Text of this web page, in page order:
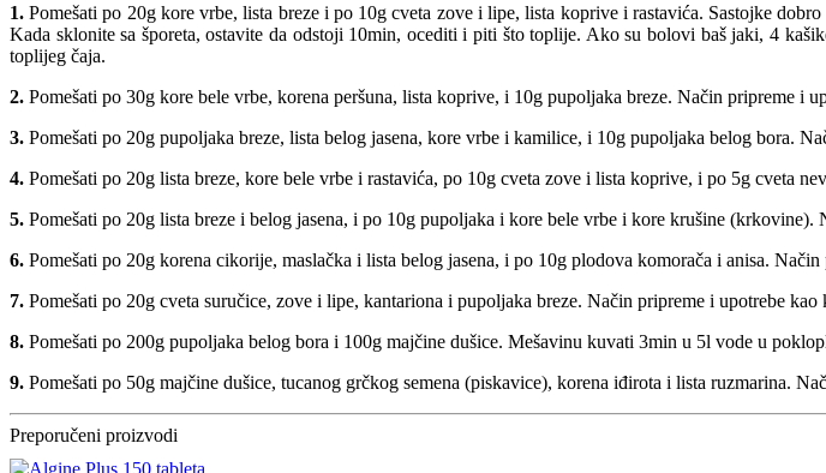
1. Pomešati po 20g kore vrbe, lista breze i po 10g cveta zove i lipe, lista koprive i rastavića. Sastojke
Kada sklonite sa šporeta, ostavite da odstoji 10min, ocediti i piti što toplije. Ako su bolovi baš jaki, 4
toplijeg čaja.
2. Pomešati po 30g kore bele vrbe, korena peršuna, lista koprive, i 10g pupoljaka breze. Način pripreme i
3. Pomešati po 20g pupoljaka breze, lista belog jasena, kore vrbe i kamilice, i 10g pupoljaka belog bora.
4. Pomešati po 20g lista breze, kore bele vrbe i rastavića, po 10g cveta zove i lista koprive, i po 5g cveta
5. Pomešati po 20g lista breze i belog jasena, i po 10g pupoljaka i kore bele vrbe i kore krušine
6. Pomešati po 20g korena cikorije, maslačka i lista belog jasena, i po 10g plodova komorača i anisa. Način
7. Pomešati po 20g cveta suručice, zove i lipe, kantariona i pupoljaka breze. Način pripreme i upotrebe kao
8. Pomešati po 200g pupoljaka belog bora i 100g majčine dušice. Mešavinu kuvati 3min u 5l vode u
9. Pomešati po 50g majčine dušice, tucanog grčkog semena (piskavice), korena iđirota i lista ruzmarina.
Preporučeni proizvodi